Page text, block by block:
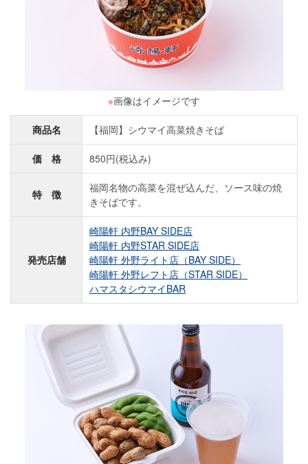
※画像はイメージです
商品名 【福岡】シウマイ高菜焼きそば
価 格 850円(税込み)
特 徴
福岡名物の高菜を混ぜ込んだ、ソース味の焼
きそばです。
発売店舗
崎陽軒 内野BAY SIDE店
崎陽軒 内野STAR SIDE店
崎陽軒 外野ライト店（BAY SIDE）
崎陽軒 外野レフト店（STAR SIDE）
ハマスタシウマイBAR